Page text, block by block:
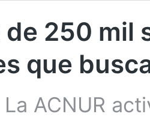
de 250
que
La ACNUR